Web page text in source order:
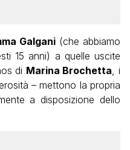
Galgani(che abbiamo
15 anni) a quelle uscite
di Marina Brochetta , i
– mettono la propria
a disposizione dello